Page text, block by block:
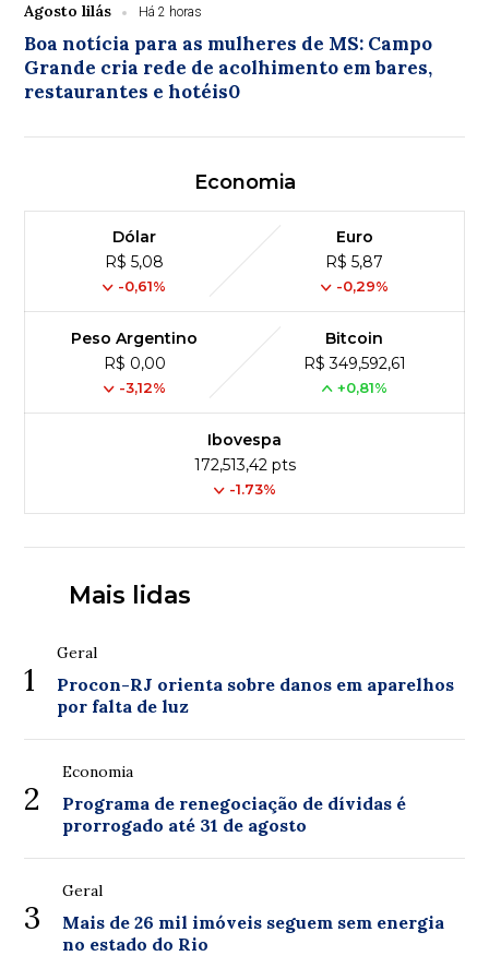
Agosto lilás Há 2 horas
Boa notícia para as mulheres de MS: Campo
Grande cria rede de acolhimento em bares,
restaurantes e hotéis0
Economia
Dólar
R$ 5,08
-0,61%
Euro
R$ 5,87
-0,29%
Peso Argentino
R$ 0,00
-3,12%
Bitcoin
R$ 349,592,61
+0,81%
Ibovespa
172,513,42 pts
-1.73%
Mais lidas
1
Geral
Procon-RJ orienta sobre danos em aparelhos
por falta de luz
2
Economia
Programa de renegociação de dívidas é
prorrogado até 31 de agosto
3
Geral
Mais de 26 mil imóveis seguem sem energia
no estado do Rio